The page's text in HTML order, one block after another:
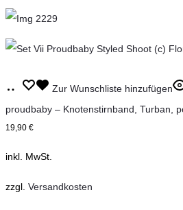
können
der
werden
Ausführung
wählen
Dieses
Varianten
auf.
Zur Wunschliste hinzufügen
proudbaby – Knotenstirnband, Turban,
19,90 €
inkl. MwSt.
zzgl. Versandkosten